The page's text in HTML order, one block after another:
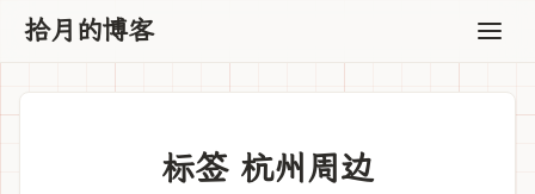
拾月的博客
标签 杭州周边